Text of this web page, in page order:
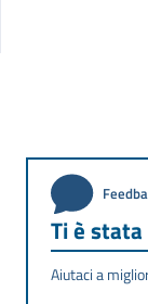
Ti è
Aiutaci a